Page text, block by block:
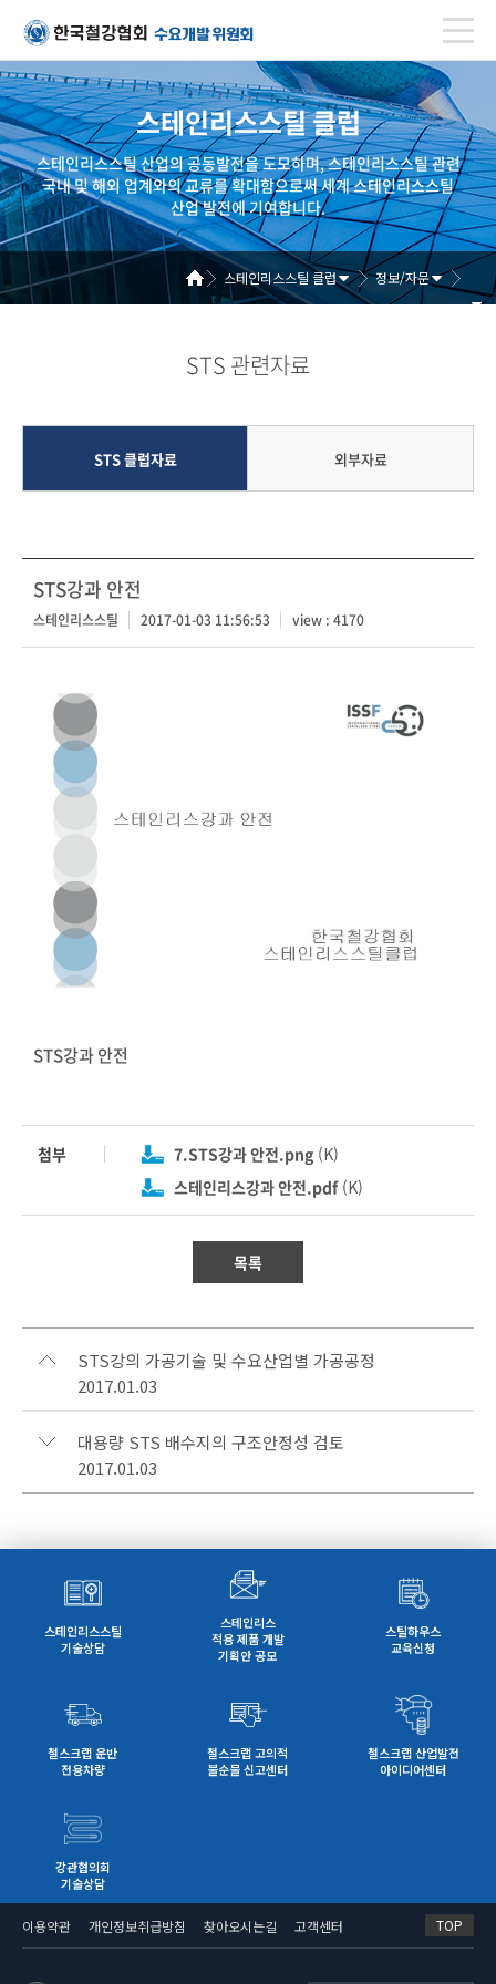
스테인리스스틸 클럽
스테인리스스틸 산업의 공동발전을 도모하며, 스테인리스스틸 관련
국내 및 해외 업계와의 교류를 확대함으로써 세계 스테인리스스틸
산업 발전에 기여합니다.
스테인리스스틸 클럽 정보/자문
STS 관련자료
STS 클럽자료 외부자료
STS강과 안전
스테인리스스틸 2017-01-03 11:56:53 view : 4170
STS강과 안전
첨부 7.STS강과 안전.png (K)
스테인리스강과 안전.pdf(K)
목록
STS강의 가공기술 및 수요산업별 가공공정
2017.01.03
대용량 STS 배수지의 구조안정성 검토
2017.01.03
스테인리스스틸
기술상담
스테인리스
적용 제품 개발
기획안 공모
스틸하우스
교육신청
철스크랩 운반
전용차량
철스크랩 고의적
불순물 신고센터
철스크랩 산업발전
아이디어센터
강관협의회
기술상담
이용약관 개인정보취급방침 찾아오시는길 고객센터 TOP